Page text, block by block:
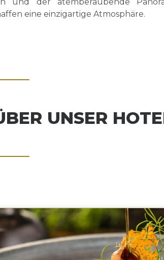
und der atemberaubende
eine einzigartige Atmosphäre.
UNSER